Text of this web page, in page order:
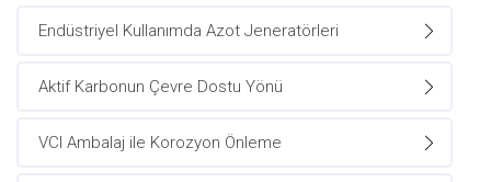
Endüstriyel Kullanımda Azot Jeneratörleri
Aktif Karbonun Çevre Dostu Yönü
VCI Ambalaj ile Korozyon Önleme